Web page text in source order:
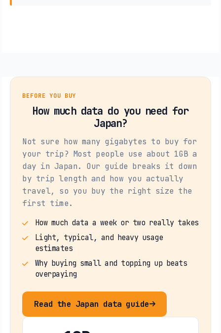
BEFORE YOU BUY
How much data do you need for
Japan?
Not sure how many gigabytes to buy for
your trip? Most people use about 1GB a
day in Japan. Our guide breaks it down
by trip length and how you actually
travel, so you buy the right size the
first time.
How much data a week or two really takes
Light, typical, and heavy usage
estimates
Why buying small and topping up beats
overpaying
Read the Japan data guide